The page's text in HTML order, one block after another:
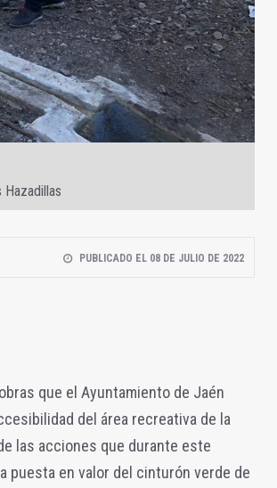
PUBLICADO EL 08 DE JULIO DE 2022
que el Ayuntamiento de Jaén
del área recreativa de la
las acciones que durante este
puesta en valor del cinturón verde de